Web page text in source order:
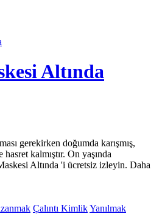
Altında
gerekirken doğumda karışmış,
kalmıştır. On yaşında
Altında 'i ücretsiz izleyin. Daha
Çalıntı KimlikYanılmak